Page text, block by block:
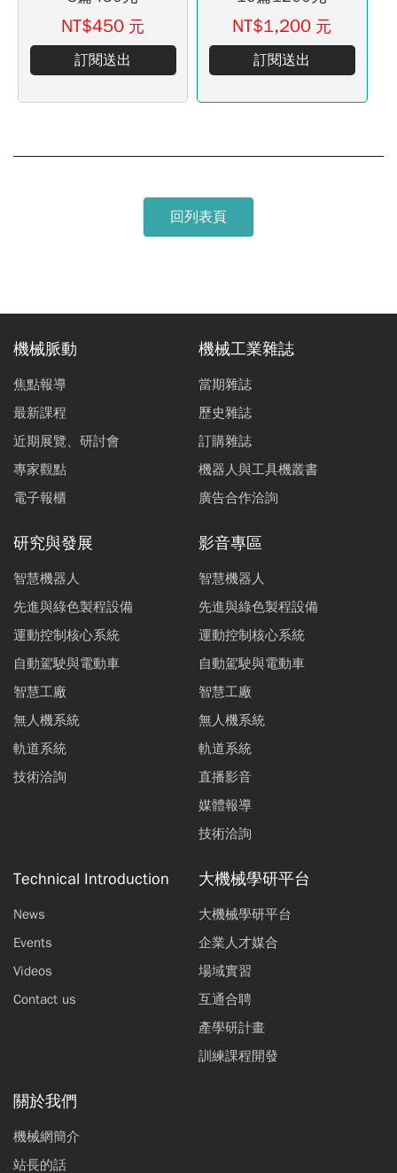
NT$450 元
訂閱送出
NT$1,200 元
訂閱送出
回列表頁
機械脈動
焦點報導
最新課程
近期展覽、研討會
專家觀點
電子報櫃
機械工業雜誌
當期雜誌
歷史雜誌
訂購雜誌
機器人與工具機叢書
廣告合作洽詢
研究與發展
智慧機器人
先進與綠色製程設備
運動控制核心系統
自動駕駛與電動車
智慧工廠
無人機系統
軌道系統
技術洽詢
影音專區
智慧機器人
先進與綠色製程設備
運動控制核心系統
自動駕駛與電動車
智慧工廠
無人機系統
軌道系統
直播影音
媒體報導
技術洽詢
Technical Introduction
News
Events
Videos
Contact us
大機械學研平台
大機械學研平台
企業人才媒合
場域實習
互通合聘
產學研計畫
訓練課程開發
關於我們
機械網簡介
站長的話